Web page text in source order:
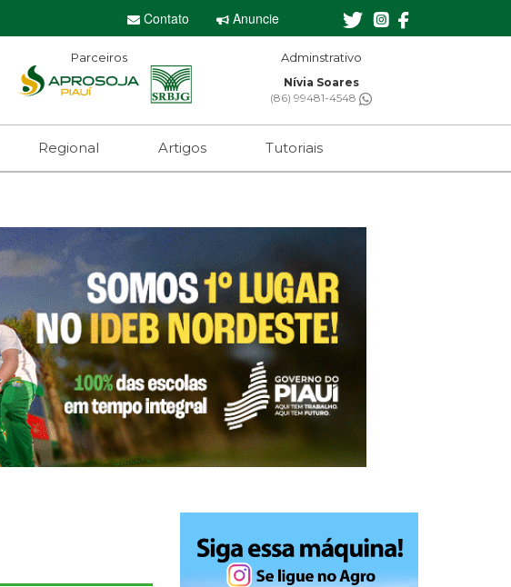
Contato Anuncie
Parceiros Adminstrativo
Nívia Soares
(86) 99481-4548
Regional Artigos Tutoriais